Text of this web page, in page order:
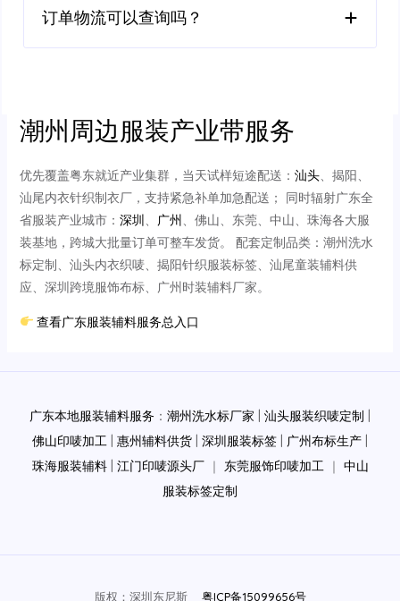
订单物流可以查询吗？
潮州周边服装产业带服务
优先覆盖粤东就近产业集群，当天试样短途配送： 汕头、揭阳、
汕尾内衣针织制衣厂，支持紧急补单加急配送； 同时辐射广东全
省服装产业城市： 深圳、 广州、佛山、东莞、中山、珠海各大服
装基地，跨城大批量订单可整车发货。 配套定制品类：潮州洗水
标定制、汕头内衣织唛、揭阳针织服装标签、汕尾童装辅料供
应、深圳跨境服饰布标、广州时装辅料厂家。
查看广东服装辅料服务总入口
广东本地服装辅料服务 ： 潮州洗水标厂家 汕头服装织唛定制
佛山印唛加工
惠州辅料供货 深圳服装标签 广州布标生产
珠海服装辅料| 江门印唛源头厂｜ 东莞服饰印唛加工｜ 中山
服装标签定制
版权：深圳东尼斯 粤ICP备15099656号